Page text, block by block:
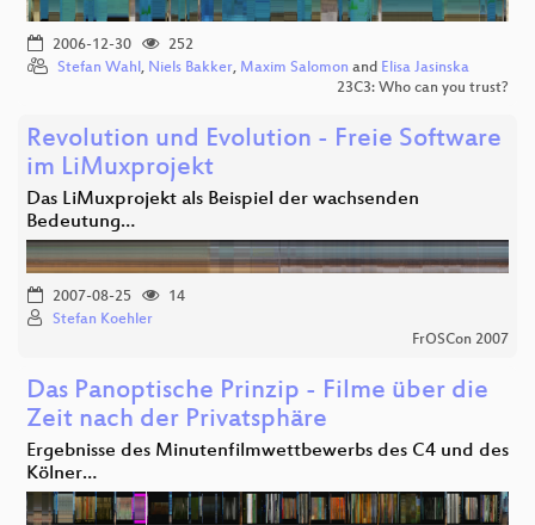
2006-12-30
252
Stefan Wahl, Niels Bakker, Maxim Salomon and Elisa Jasinska
23C3: Who can you trust?
Revolution und Evolution - Freie Software
im LiMuxprojekt
Das LiMuxprojekt als Beispiel der wachsenden
Bedeutung…
2007-08-25
14
Stefan Koehler
FrOSCon 2007
Das Panoptische Prinzip - Filme über die
Zeit nach der Privatsphäre
Ergebnisse des Minutenfilmwettbewerbs des C4 und des
Kölner…